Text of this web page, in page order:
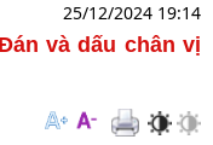
25/12/2024 19:14
và dấu chân vị